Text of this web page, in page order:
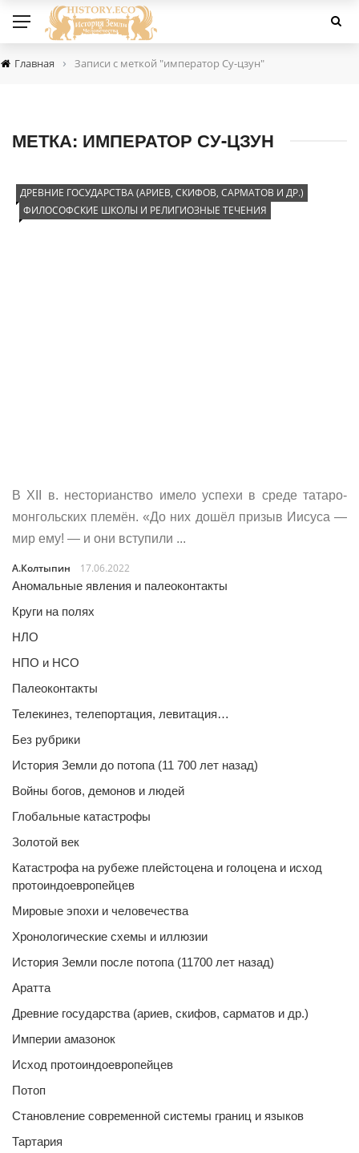
Главная › Записи с меткой "император Су-цзун"
МЕТКА: ИМПЕРАТОР СУ-ЦЗУН
ДРЕВНИЕ ГОСУДАРСТВА (АРИЕВ, СКИФОВ, САРМАТОВ И ДР.)
ФИЛОСОФСКИЕ ШКОЛЫ И РЕЛИГИОЗНЫЕ ТЕЧЕНИЯ
В XII в. несторианство имело успехи в среде татаро-
монгольских племён. «До них дошёл призыв Иисуса —
мир ему! — и они вступили ...
А.Колтыпин
17.06.2022
Аномальные явления и палеоконтакты
Круги на полях
НЛО
НПО и НСО
Палеоконтакты
Телекинез, телепортация, левитация…
Без рубрики
История Земли до потопа (11 700 лет назад)
Войны богов, демонов и людей
Глобальные катастрофы
Золотой век
Катастрофа на рубеже плейстоцена и голоцена и исход
протоиндоевропейцев
Мировые эпохи и человечества
Хронологические схемы и иллюзии
История Земли после потопа (11700 лет назад)
Аратта
Древние государства (ариев, скифов, сарматов и др.)
Империи амазонок
Исход протоиндоевропейцев
Потоп
Становление современной системы границ и языков
Тартария